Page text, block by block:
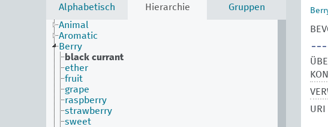
Alphabetisch Hierarchie
Gruppen
Animal
Aromatic
Berry
black currant
ether
fruit
grape
raspberry
strawberry
sweet
URI